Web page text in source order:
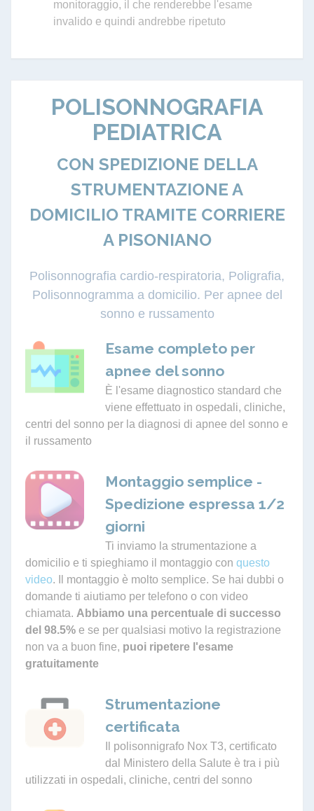
monitoraggio, il che renderebbe l'esame
invalido e quindi andrebbe ripetuto
POLISONNOGRAFIA
PEDIATRICA
CON SPEDIZIONE DELLA
STRUMENTAZIONE A
DOMICILIO TRAMITE CORRIERE
A PISONIANO
Polisonnografia cardio-respiratoria, Poligrafia,
Polisonnogramma a domicilio. Per apnee del
sonno e russamento
Esame completo per
apnee del sonno
È l'esame diagnostico standard che
viene effettuato in ospedali, cliniche,
centri del sonno per la diagnosi di apnee del sonno e
il russamento
Montaggio semplice -
Spedizione espressa 1/2
giorni
Ti inviamo la strumentazione a
domicilio e ti spieghiamo il montaggio con questo
video. Il montaggio è molto semplice. Se hai dubbi o
domande ti aiutiamo per telefono o con video
chiamata. Abbiamo una percentuale di successo
del 98.5% e se per qualsiasi motivo la registrazione
non va a buon fine, puoi ripetere l'esame
gratuitamente
Strumentazione
certificata
Il polisonnigrafo Nox T3, certificato
dal Ministero della Salute è tra i più
utilizzati in ospedali, cliniche, centri del sonno